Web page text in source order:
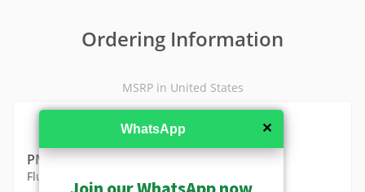
Ordering Information
MSRP in United States
PMAX-1035
Flush Mount (for A826)
✕
WhatsApp